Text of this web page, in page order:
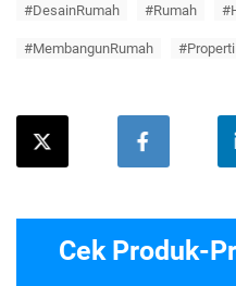
#DesainRumah #Rumah
#MembangunRumah #Properti
Cek Produk-